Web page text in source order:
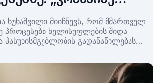
იზოლირებულია“
მიიჩნევს, რომ მმართველ
პროცესები ხელისუფლების შიდა
პასუხისმგებლობის გადანაწილებას
პოზიციები შესუსტებულია, ხოლო
მიღების ცენტრი მთავრობის